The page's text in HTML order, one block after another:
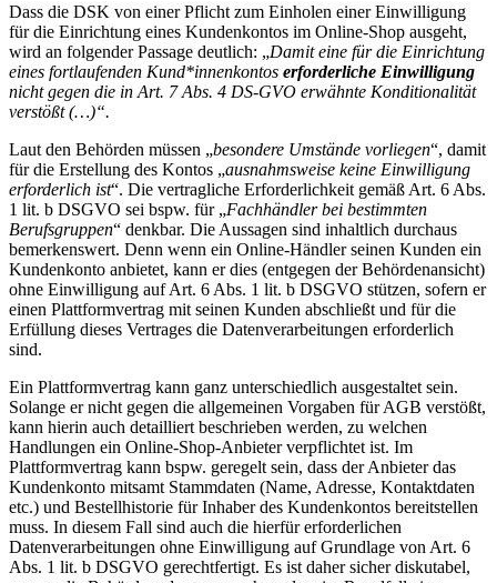
Dass die DSK von einer Pflicht zum Einholen einer Einwilligung
für die Einrichtung eines Kundenkontos im Online-Shop ausgeht,
wird an folgender Passage deutlich: „Damit eine für die Einrichtung
eines fortlaufenden Kund*innenkontos erforderliche Einwilligung
nicht gegen die in Art. 7 Abs. 4 DS-GVO erwähnte Konditionalität
verstößt (…)“.
Laut den Behörden müssen „besondere Umstände vorliegen“, damit
für die Erstellung des Kontos „ausnahmsweise keine Einwilligung
erforderlich ist“. Die vertragliche Erforderlichkeit gemäß Art. 6 Abs.
1 lit. b DSGVO sei bspw. für „Fachhändler bei bestimmten
Berufsgruppen“ denkbar. Die Aussagen sind inhaltlich durchaus
bemerkenswert. Denn wenn ein Online-Händler seinen Kunden ein
Kundenkonto anbietet, kann er dies (entgegen der Behördenansicht)
ohne Einwilligung auf Art. 6 Abs. 1 lit. b DSGVO stützen, sofern er
einen Plattformvertrag mit seinen Kunden abschließt und für die
Erfüllung dieses Vertrages die Datenverarbeitungen erforderlich
sind.
Ein Plattformvertrag kann ganz unterschiedlich ausgestaltet sein.
Solange er nicht gegen die allgemeinen Vorgaben für AGB verstößt,
kann hierin auch detailliert beschrieben werden, zu welchen
Handlungen ein Online-Shop-Anbieter verpflichtet ist. Im
Plattformvertrag kann bspw. geregelt sein, dass der Anbieter das
Kundenkonto mitsamt Stammdaten (Name, Adresse, Kontaktdaten
etc.) und Bestellhistorie für Inhaber des Kundenkontos bereitstellen
muss. In diesem Fall sind auch die hierfür erforderlichen
Datenverarbeitungen ohne Einwilligung auf Grundlage von Art. 6
Abs. 1 lit. b DSGVO gerechtfertigt. Es ist daher sicher diskutabel,